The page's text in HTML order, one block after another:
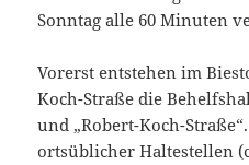
Sonntag alle 60 Minuten
Vorerst entstehen im
Koch-Straße die
und „Robert-Koch-
ortsüblicher Haltestellen